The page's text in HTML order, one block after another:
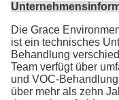
Die Grace
ist ein technisches
Behandlung
Team verfügt über
und VOC-
über mehr als zehn